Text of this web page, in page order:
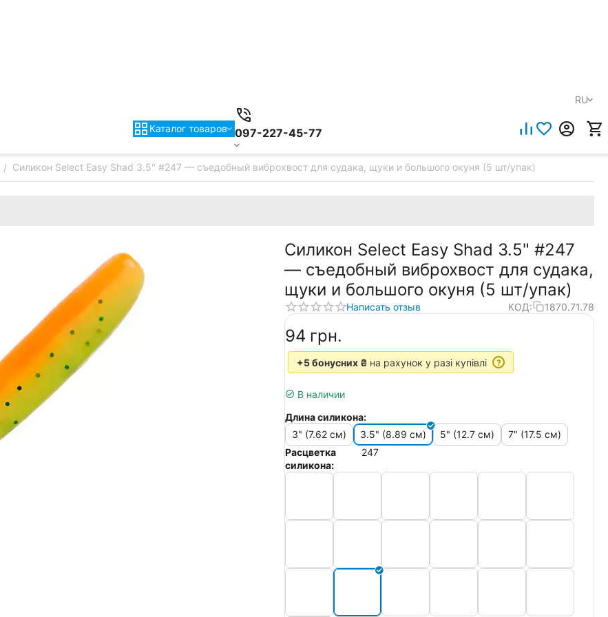
RU
Каталог товаров 097-227-45-77
/ Силикон Select Easy Shad 3.5" #247 — съедобный виброхвост для судака, щуки и большого окуня (5 шт/упак)
Силикон Select Easy Shad 3.5" #247
— съедобный виброхвост для судака,
щуки и большого окуня (5 шт/упак)
Написать отзыв КОД: 1870.71.78
‍94‍ грн.
+5 бонусних ₴ на рахунок у разі купівлі ?
В наличии
Длина силикона:
3" (7.62 см)
3.5" (8.89 см) 5" (12.7 см)
7" (17.5 см)
Расцветка
силикона:
247